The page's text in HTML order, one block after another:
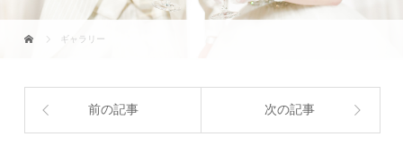
ギャラリー
前の記事 次の記事